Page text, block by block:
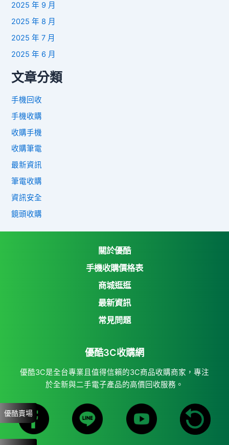
2025 年 9 月
2025 年 8 月
2025 年 7 月
2025 年 6 月
文章分類
手機回收
手機收購
收購手機
收購筆電
最新資訊
筆電收購
資訊安全
鏡頭收購
關於優酷
手機收購價格表
商城逛逛
優酷3C收購網
Yahoo購物中心
7-11 i open mall
蝦皮購物
最新資訊
常見問題
優酷3C收購網
優酷3C是全台專業且值得信賴的3C商品收購商家，專注
於全新與二手電子產品的高價回收服務。
優酷賣場